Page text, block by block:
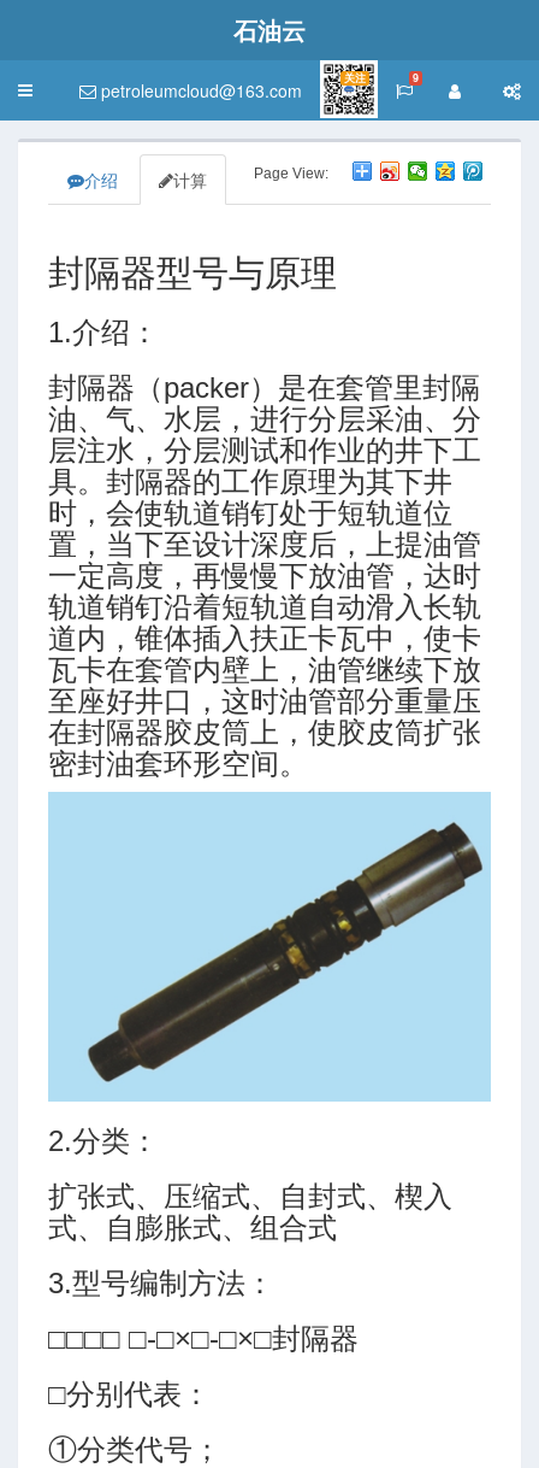
石油云
Toggle
petroleumcloud@163.com
关注 9
介绍 计算 Page View:
封隔器型号与原理
1.介绍：
封隔器（packer）是在套管里封隔
油、气、水层，进行分层采油、分
层注水，分层测试和作业的井下工
具。封隔器的工作原理为其下井
时，会使轨道销钉处于短轨道位
置，当下至设计深度后，上提油管
一定高度，再慢慢下放油管，达时
轨道销钉沿着短轨道自动滑入长轨
道内，锥体插入扶正卡瓦中，使卡
瓦卡在套管内壁上，油管继续下放
至座好井口，这时油管部分重量压
在封隔器胶皮筒上，使胶皮筒扩张
密封油套环形空间。
2.分类：
扩张式、压缩式、自封式、楔入
式、自膨胀式、组合式
3.型号编制方法：
□□□□ □-□×□-□×□封隔器
□分别代表：
①分类代号；